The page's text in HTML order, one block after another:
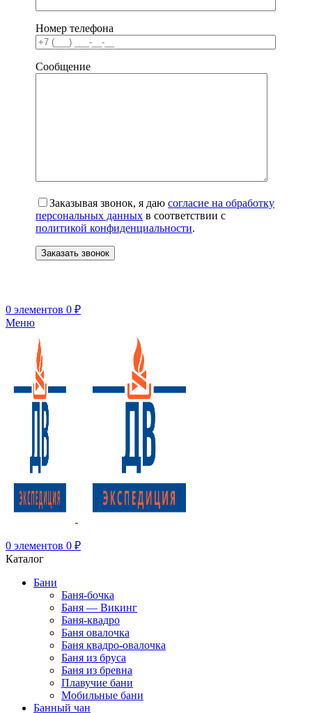
Номер телефона
Сообщение
Заказывая звонок, я даюсогласие на обработку
персональных данных в соответствии с
политикой конфиденциальности.
0 элементов 0 ₽
Меню
0 элементов 0 ₽
Каталог
Бани
Баня-бочка
Баня — Викинг
Баня-квадро
Баня овалочка
Баня квадро-овалочка
Баня из бруса
Баня из бревна
Плавучие бани
Мобильные бани
Банный чан